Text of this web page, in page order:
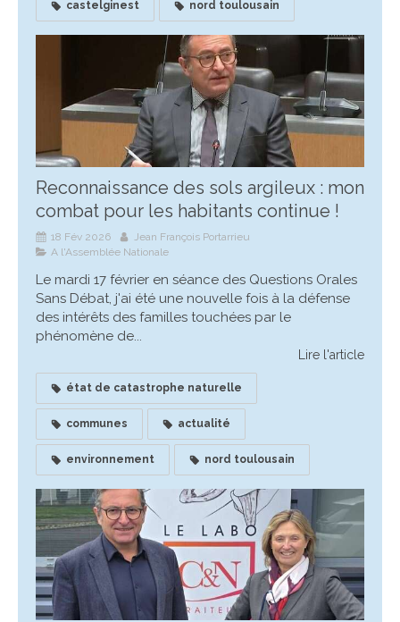
castelginest nord toulousain
Reconnaissance des sols argileux : mon
combat pour les habitants continue !
18 Fév 2026
Jean François Portarrieu
A l'Assemblée Nationale
Le mardi 17 février en séance des Questions Orales
Sans Débat, j'ai été une nouvelle fois à la défense
des intérêts des familles touchées par le
phénomène de...
Lire l'article
état de catastrophe naturelle
communes actualité
environnement nord toulousain